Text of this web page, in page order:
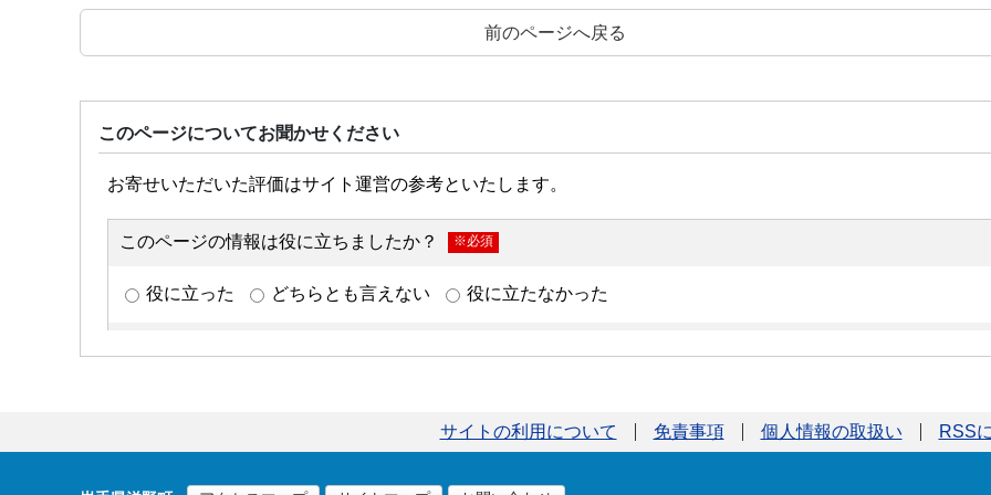
前のページへ戻る
このページについてお聞かせください
サイトの利用について 免責事項 個人情報の取扱い RSS